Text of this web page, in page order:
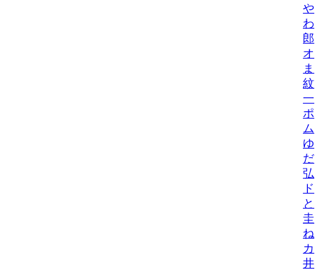
や
わ
郎
オ
ま
紋/
一
ポ
ム
ゆ
だ
弘
ド
と
圭/
ね
カ
井